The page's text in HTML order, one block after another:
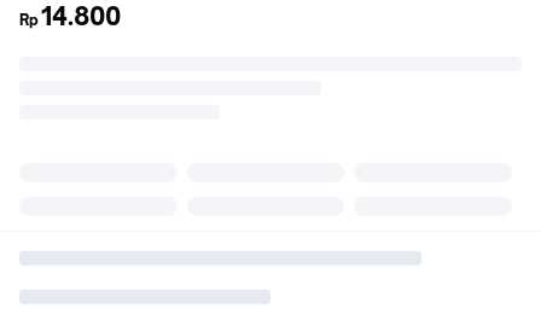
Rp14.800